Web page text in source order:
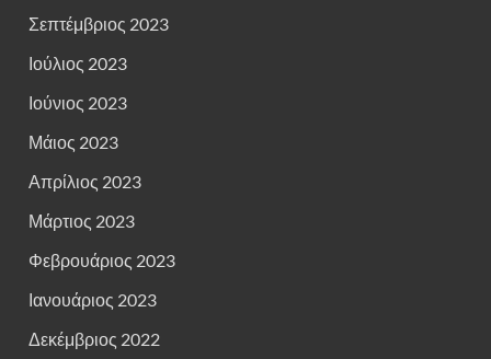
Σεπτέμβριος 2023
Ιούλιος 2023
Ιούνιος 2023
Μάιος 2023
Απρίλιος 2023
Μάρτιος 2023
Φεβρουάριος 2023
Ιανουάριος 2023
Δεκέμβριος 2022